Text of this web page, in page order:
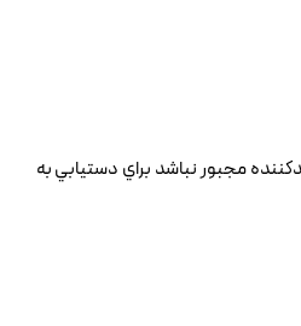
مجبور نباشد براي دستيابي به